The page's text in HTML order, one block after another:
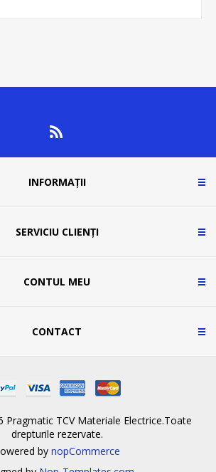
INFORMAȚII
SERVICIU CLIENȚI
CONTUL MEU
CONTACT
Pragmatic TCV Materiale Electrice.Toate
drepturile rezervate.
by nopCommerce